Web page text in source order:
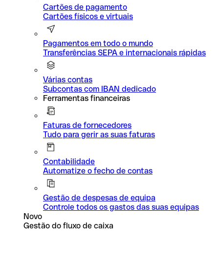
Cartões de pagamento
Cartões físicos e virtuais
Pagamentos em todo o mundo
Transferências SEPA e internacionais rápidas
Várias contas
Subcontas com IBAN dedicado
Ferramentas financeiras
Faturas de fornecedores
Tudo para gerir as suas faturas
Contabilidade
Automatize o fecho de contas
Gestão de despesas de equipa
Controle todos os gastos das suas equipas
Novo
Gestão do fluxo de caixa